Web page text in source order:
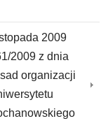
2009
2009 z dnia
organizacji